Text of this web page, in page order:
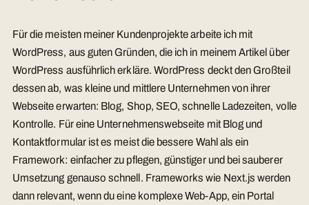
Für die meisten meiner Kundenprojekte arbeite ich mit
WordPress, aus guten Gründen, die ich in meinem Artikel über
WordPress ausführlich erkläre. WordPress deckt den Großteil
dessen ab, was kleine und mittlere Unternehmen von ihrer
Webseite erwarten: Blog, Shop, SEO, schnelle Ladezeiten, volle
Kontrolle. Für eine Unternehmenswebseite mit Blog und
Kontaktformular ist es meist die bessere Wahl als ein
Framework: einfacher zu pflegen, günstiger und bei sauberer
Umsetzung genauso schnell. Frameworks wie Next.js werden
dann relevant, wenn du eine komplexe Web-App, ein Portal